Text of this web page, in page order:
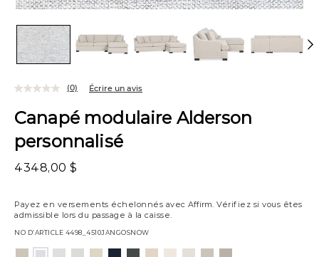
Canapé modulaire Alderson
personnalisé
4348,00 $
Payez en versements échelonnés avec Affirm. Vérifiez si vous êtes
admissible lors du passage à la caisse.
NO D’ARTICLE 4498_4510JANGOSNOW
(0) Écrire un avis
Variations